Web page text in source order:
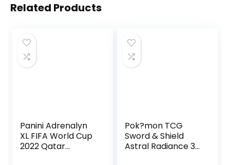
Related Products
Panini Adrenalyn
XL FIFA World Cup
2022 Qatar
Pok?mon TCG
Sword & Shield
Astral Radiance 3